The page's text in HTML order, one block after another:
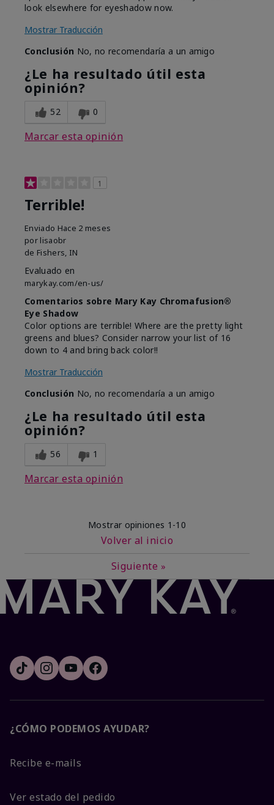
look elsewhere for eyeshadow now.
Mostrar Traducción
Conclusión No, no recomendaría a un amigo
¿Le ha resultado útil esta
opinión?
52 0
Marcar esta opinión
1
Terrible!
Enviado Hace 2 meses
por lisaobr
de Fishers, IN
Evaluado en
marykay.com/en-us/
Comentarios sobre Mary Kay Chromafusion®
Eye Shadow
Color options are terrible! Where are the pretty light
greens and blues? Consider narrow your list of 16
down to 4 and bring back color!!
Mostrar Traducción
Conclusión No, no recomendaría a un amigo
¿Le ha resultado útil esta
opinión?
56 1
Marcar esta opinión
Mostrar opiniones 1-10
Volver al inicio
Siguiente »
¿CÓMO PODEMOS AYUDAR?
Recibe e-mails
Ver estado del pedido